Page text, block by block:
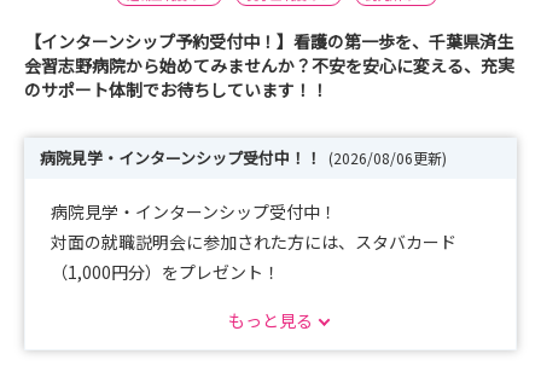
【インターンシップ予約受付中！】看護の第一歩を、千葉県済生
会習志野病院から始めてみませんか？不安を安心に変える、充実
のサポート体制でお待ちしています！！
病院見学・インターンシップ受付中！！ (2026/08/06更新)
病院見学・インターンシップ受付中！
対面の就職説明会に参加された方には、スタバカード
（1,000円分）をプレゼント！
もっと見る